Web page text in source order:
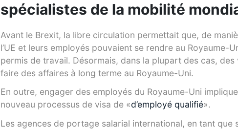
spécialistes de la mobilité
Avant le Brexit, la libre circulation permettait que, de
l’UE et leurs employés pouvaient se rendre au Royaume-
permis de travail. Désormais, dans la plupart des cas,
faire des affaires à long terme au Royaume-Uni.
En outre, engager des employés du Royaume-Uni
nouveau processus de visa de «d’employé qualifié».
Les agences de portage salarial international, en tant que